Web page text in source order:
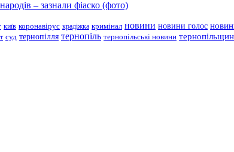
– зазнали фіаско (фото)
київ коронавірус крадіжка кримінал новини новини голос
суд тернопілля тернопіль тернопільські новини